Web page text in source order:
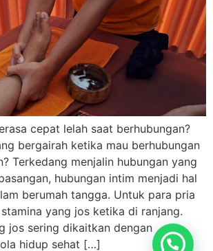
cepat lelah saat berhubungan?
bergairah ketika mau berhubungan
Terkedang menjalin hubungan yang
hubungan intim menjadi hal
berumah tangga. Untuk para pria
yang jos ketika di ranjang.
jos sering dikaitkan dengan
hidup sehat […]